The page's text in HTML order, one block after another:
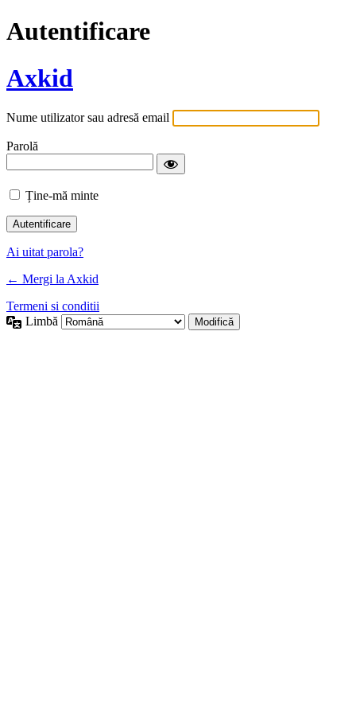
Autentificare
Axkid
Nume utilizator sau adresă email
Parolă
Ține-mă minte
Alternative:
Ai uitat parola?
← Mergi la Axkid
Termeni si conditii
Limbă